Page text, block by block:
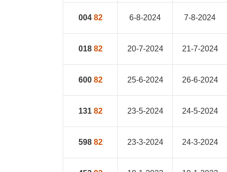
004 82 6-8-2024 7-8-2024
018 82 20-7-2024 21-7-2024
600 82 25-6-2024 26-6-2024
131 82 23-5-2024 24-5-2024
598 82 23-3-2024 24-3-2024